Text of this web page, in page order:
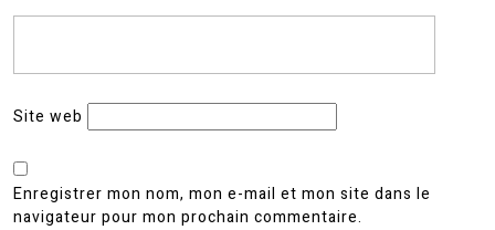
Site web
Enregistrer mon nom, mon e-mail et mon site dans le
navigateur pour mon prochain commentaire.